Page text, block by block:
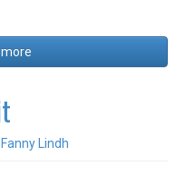
more
Fanny Lindh